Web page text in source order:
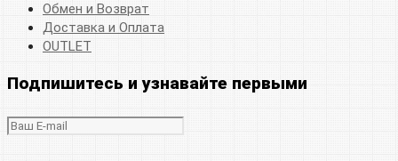
Обмен и Возврат
Доставка и Оплата
OUTLET
Подпишитесь и узнавайте первыми